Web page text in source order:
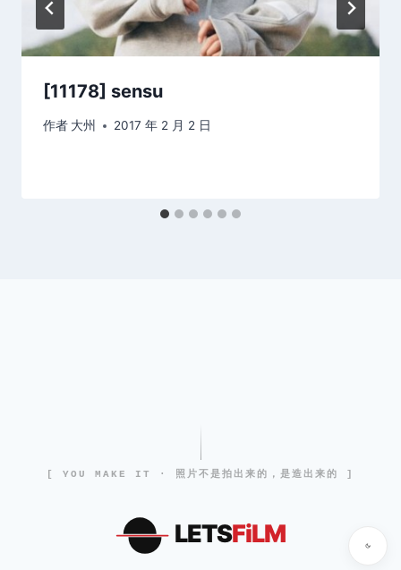
[11178] sensu
作者 大州 2017 年 2 月 2 日
[ YOU MAKE IT · 照片不是拍出来的，是造出来的 ]
LETSFiLM